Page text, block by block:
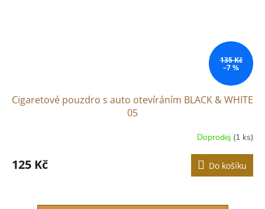
135 Kč
–7 %
Cigaretové pouzdro s auto otevíráním BLACK & WHITE
05
Doprodej (1 ks)
125 Kč Do košíku